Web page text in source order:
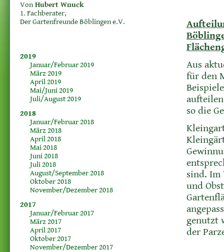
Aus
für den
so die
sind. Im
und
genutzt
der
Von Hubert Wnuck
1. Fachberater,
Der Gartenfreunde Böblingen e.V.
2019
Januar/Februar 2019
März 2019
April 2019
Mai/Juni 2019
Juli/August 2019
2018
Januar/Februar 2018
März 2018
April 2018
Mai 2018
Juni 2018
Juli 2018
August/September 2018
Oktober 2018
November/Dezember 2018
2017
Januar/Februar 2017
März 2017
April 2017
Oktober 2017
November/Dezember 2017